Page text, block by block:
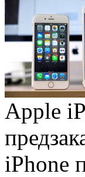
Apple
iPhone